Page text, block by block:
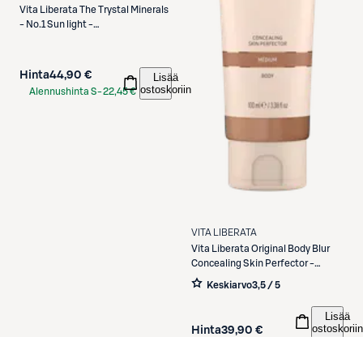
Vita Liberata The Trystal Minerals
- No.1 Sun light -
Hinta44,90 €
Alennushinta S-22,45 €
Lisää
ostoskoriin
VITA LIBERATA
Vita Liberata Original Body Blur
Concealing Skin Perfector -
Medium -heleyttävä voide
vartalolle 100ml
Keskiarvo3,5 / 5
Hinta39,90 €
Lisää
ostoskoriin